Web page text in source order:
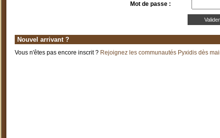
Mot de passe :
Nouvel arrivant ?
Vous n'êtes pas encore inscrit ? Rejoignez les communautés Pyxidis dès